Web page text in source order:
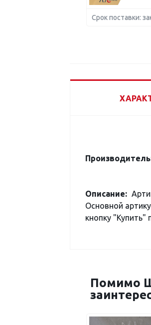
Срок поставки:
Описание:
Основной
кнопку "Купить"
Помимо